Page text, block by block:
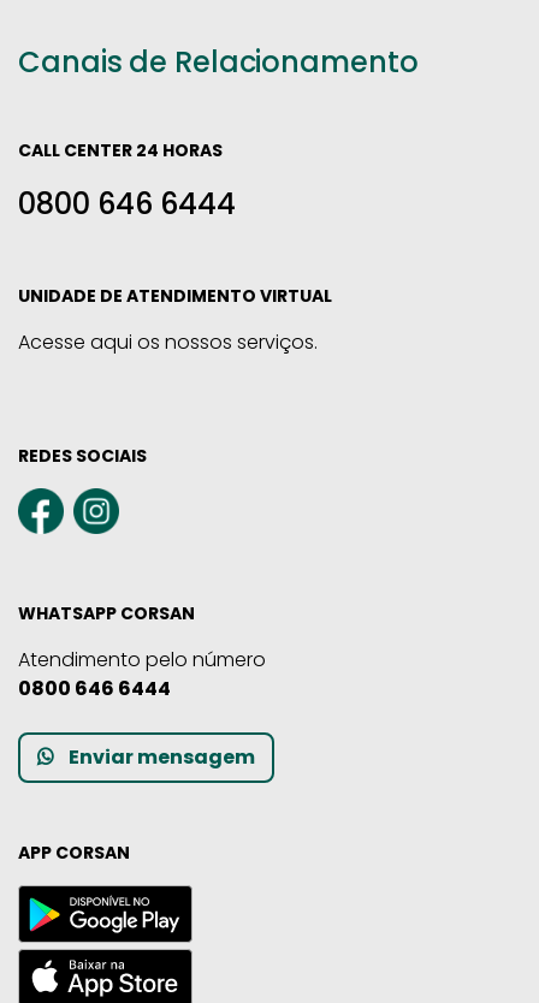
Canais de Relacionamento
CALL CENTER 24 HORAS
0800 646 6444
UNIDADE DE ATENDIMENTO VIRTUAL
Acesse aqui os nossos serviços.
REDES SOCIAIS
WHATSAPP CORSAN
Atendimento pelo número
0800 646 6444
Enviar mensagem
APP CORSAN